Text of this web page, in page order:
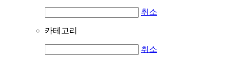
취소
카테고리
취소